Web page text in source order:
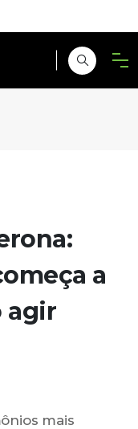
a
agir
mais